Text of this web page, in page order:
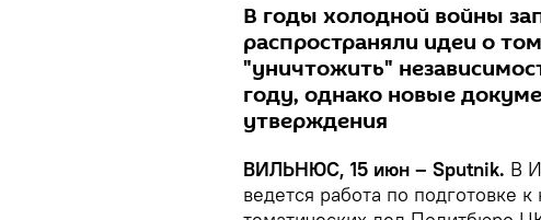
В годы холодной войны
распространяли идеи о
"уничтожить"
году, однако новые
утверждения
ВИЛЬНЮС, 15 июн – Sputnik. В
ведется работа по подготовке